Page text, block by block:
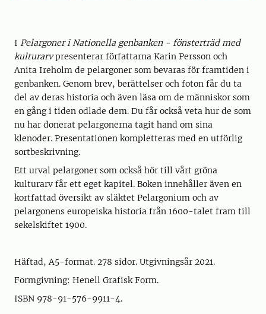
I Pelargoner i Nationella genbanken - fönsterträd med
kulturarvpresenterar författarna Karin Persson och
Anita Ireholm de pelargoner som bevaras för framtiden i
genbanken. Genom brev, berättelser och foton får du ta
del av deras historia och även läsa om de människor som
en gång i tiden odlade dem. Du får också veta hur de som
nu har donerat pelargonerna tagit hand om sina
klenoder. Presentationen kompletteras med en utförlig
sortbeskrivning.
Ett urval pelargoner som också hör till vårt gröna
kulturarv får ett eget kapitel. Boken innehåller även en
kortfattad översikt av släktet Pelargonium och av
pelargonens europeiska historia från 1600-talet fram till
sekelskiftet 1900.
Häftad, A5-format. 278 sidor. Utgivningsår 2021.
Formgivning: Henell Grafisk Form.
ISBN 978-91-576-9911-4.